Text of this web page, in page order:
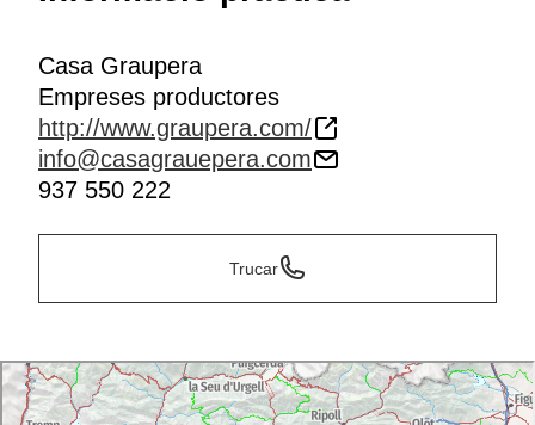
Casa Graupera
Empreses productores
http://www.graupera.com/
info@casagrauepera.com
937 550 222
Trucar